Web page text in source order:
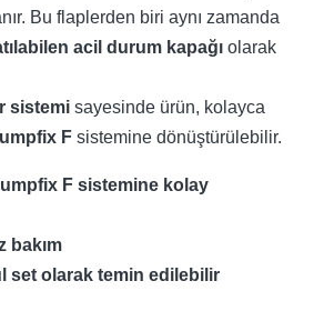
Bu flaplerden biri aynı zamanda
acil durum kapağı olarak
sistemi sayesinde ürün, kolayca
F sistemine dönüştürülebilir.
F sistemine kolay
bakım
set olarak temin edilebilir